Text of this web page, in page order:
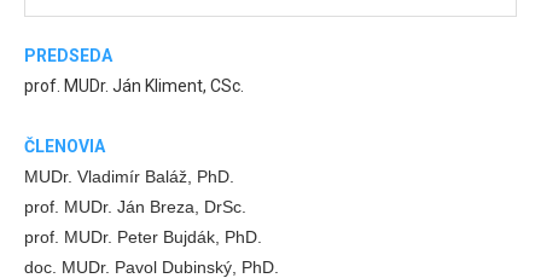
PREDSEDA
prof. MUDr. Ján Kliment, CSc.
ČLENOVIA
MUDr. Vladimír Baláž, PhD.
prof. MUDr. Ján Breza, DrSc.
prof. MUDr. Peter Bujdák, PhD.
doc. MUDr. Pavol Dubinský, PhD.